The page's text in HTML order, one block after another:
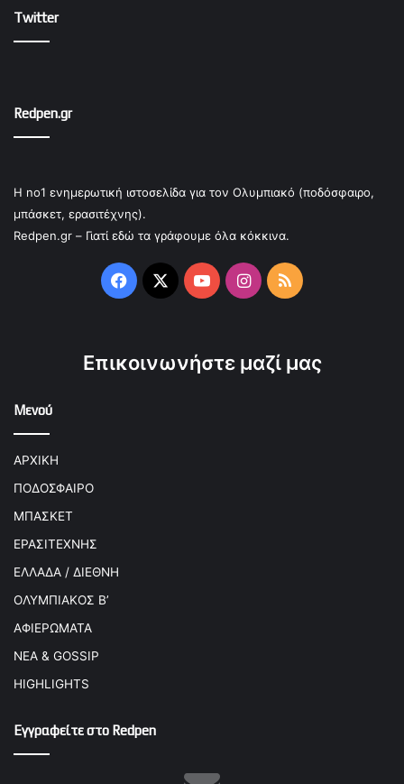
Twitter
Redpen.gr
Η no1 ενημερωτική ιστοσελίδα για τον Ολυμπιακό (ποδόσφαιρο,
μπάσκετ, ερασιτέχνης).
Redpen.gr – Γιατί εδώ τα γράφουμε όλα κόκκινα.
Facebook
X YouTubeInstagram
RSS
Επικοινωνήστε μαζί μας
Μενού
ΑΡΧΙΚΗ
ΠΟΔΟΣΦΑΙΡΟ
ΜΠΑΣΚΕΤ
ΕΡΑΣΙΤΕΧΝΗΣ
ΕΛΛΑΔΑ / ΔΙΕΘΝΗ
ΟΛΥΜΠΙΑΚΟΣ Β’
ΑΦΙΕΡΩΜΑΤΑ
ΝΕΑ & GOSSIP
HIGHLIGHTS
Εγγραφείτε στο Redpen